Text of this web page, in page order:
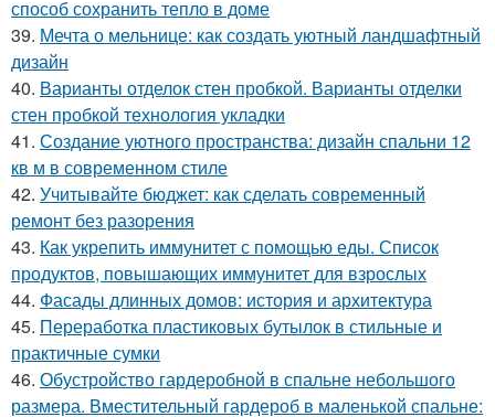
способ сохранить тепло в доме
39. Мечта о мельнице: как создать уютный ландшафтный
дизайн
40. Варианты отделок стен пробкой. Варианты отделки
стен пробкой технология укладки
41. Создание уютного пространства: дизайн спальни 12
кв м в современном стиле
42. Учитывайте бюджет: как сделать современный
ремонт без разорения
43. Как укрепить иммунитет с помощью еды. Список
продуктов, повышающих иммунитет для взрослых
44. Фасады длинных домов: история и архитектура
45. Переработка пластиковых бутылок в стильные и
практичные сумки
46. Обустройство гардеробной в спальне небольшого
размера. Вместительный гардероб в маленькой спальне: